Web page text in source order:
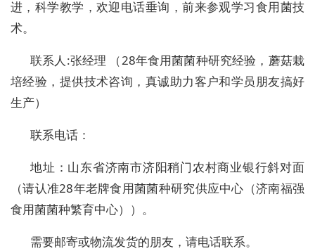
进，科学教学，欢迎电话垂询，前来参观学习食用菌技
术。
联系人:张经理 （28年食用菌菌种研究经验，蘑菇栽
培经验，提供技术咨询，真诚助力客户和学员朋友搞好
生产）
联系电话：
地址：山东省济南市济阳稍门农村商业银行斜对面
（请认准28年老牌食用菌菌种研究供应中心（济南福强
食用菌菌种繁育中心））。
需要邮寄或物流发货的朋友，请电话联系。